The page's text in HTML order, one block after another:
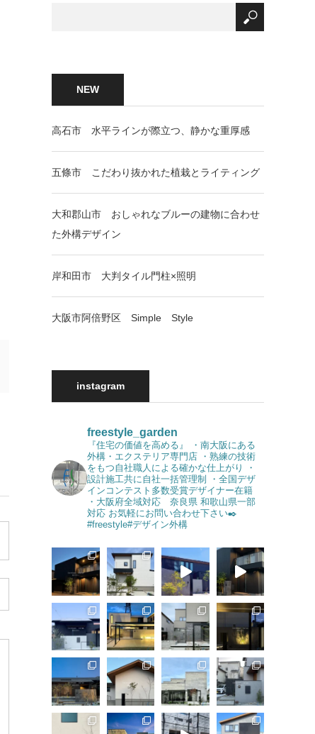
NEW
高石市 水平ラインが際立つ、静かな重厚感
五條市 こだわり抜かれた植栽とライティング
大和郡山市 おしゃれなブルーの建物に合わせ
た外構デザイン
岸和田市 大判タイル門柱×照明
大阪市阿倍野区 Simple Style
instagram
freestyle_garden
『住宅の価値を高める』
・南大阪にある
外構・エクステリア専門店 ・熟練の技術
をもつ自社職人による確かな仕上がり
・
設計施工共に自社一括管理制
・全国デザ
インコンテスト多数受賞デザイナー在籍
・大阪府全域対応 奈良県 和歌山県一部
対応 お気軽にお問い合わせ下さい✒️
#freestyle#デザイン外構